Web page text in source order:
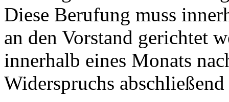
Diese Berufung muss
an den Vorstand gerichtet
innerhalb eines Monats
Widerspruchs